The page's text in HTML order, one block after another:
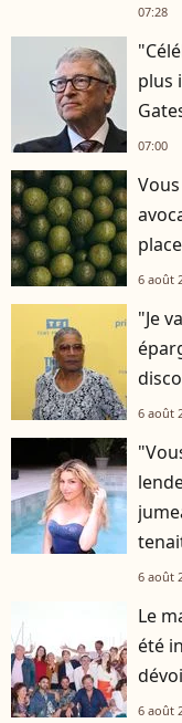
07:28
plus
07:00
6 août
"Je
6 août
6 août
Le
été
6 août